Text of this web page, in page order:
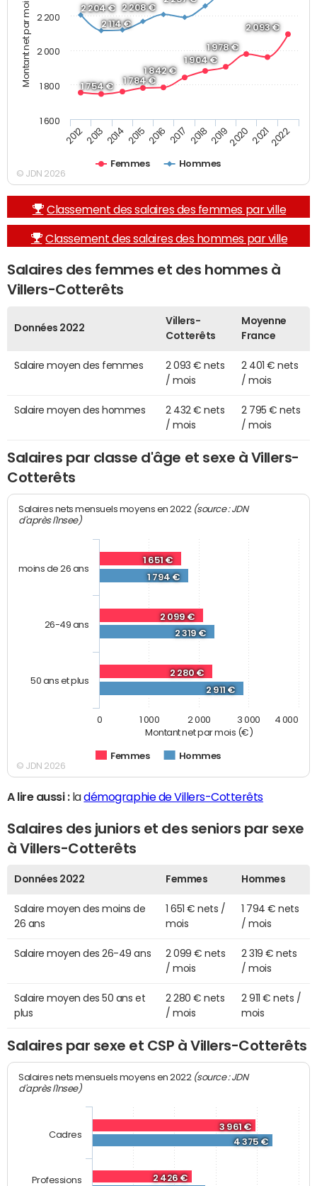
Montant net par mois (€) 1 754 €
1 784 €
1 842 €
1 904 €
1 978 €
2 093 €
2 204 €
2 114 €
2 208 €
Femmes Hommes
2012 2013 2014 2015 2016 2017 2018 20192020 20212022
1 600
1 800
2 000
2 200
© JDN 2026
Classement des salaires des femmes par ville
Classement des salaires des hommes par ville
Salaires des femmes et des hommes à
Villers-Cotterêts
Données 2022
Villers-
Cotterêts
Moyenne
France
Salaire moyen des femmes
2 093 € nets
/ mois
2 401 € nets
/ mois
Salaire moyen des hommes
2 432 € nets
/ mois
2 795 € nets
/ mois
Salaires par classe d'âge et sexe à Villers-
Cotterêts
Montant net par mois (€)
Salaires nets mensuels moyens en 2022 (source : JDN
d'après l'Insee)
1 651 €
2 099 €
2 280 €
1 794 €
2 319 €
2 911 €
Femmes Hommes
moins de 26 ans
26-49 ans
50 ans et plus
0 1 000 2 000 3 000 4 000
© JDN 2026
A lire aussi :ladémographie de Villers-Cotterêts
Salaires des juniors et des seniors par sexe
à Villers-Cotterêts
Données 2022 Femmes Hommes
Salaire moyen des moins de
26 ans
1 651 € nets /
mois
1 794 € nets
/ mois
Salaire moyen des 26-49 ans
2 099 € nets
/ mois
2 319 € nets
/ mois
Salaire moyen des 50 ans et
plus
2 280 € nets
/ mois
2 911 € nets /
mois
Salaires par sexe et CSP à Villers-Cotterêts
Salaires nets mensuels moyens en 2022 (source : JDN
d'après l'Insee)
3 961 €
2 426 €
4 375 €
Cadres
Professions